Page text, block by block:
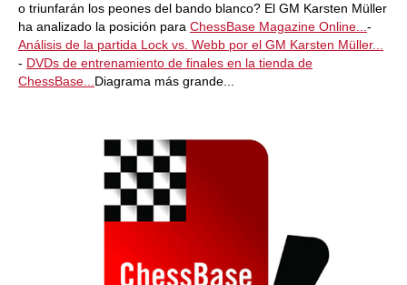
o triunfarán los peones del bando blanco? El GM Karsten Müller
ha analizado la posición para ChessBase Magazine Online... -
Análisis de la partida Lock vs. Webb por el GM Karsten Müller...
- DVDs de entrenamiento de finales en la tienda de
ChessBase... Diagrama más grande...